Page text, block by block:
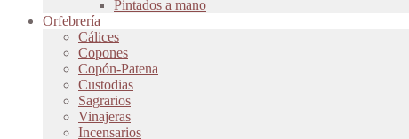
Pintados a mano
Orfebrería
Cálices
Copones
Copón-Patena
Custodias
Sagrarios
Vinajeras
Incensarios